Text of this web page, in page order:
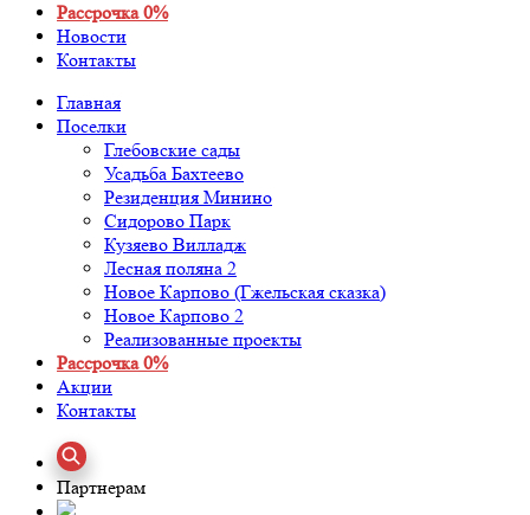
Рассрочка 0%
Новости
Контакты
Главная
Поселки
Глебовские сады
Усадьба Бахтеево
Резиденция Минино
Сидорово Парк
Кузяево Вилладж
Лесная поляна 2
Новое Карпово (Гжельская сказка)
Новое Карпово 2
Реализованные проекты
Рассрочка 0%
Акции
Контакты
Партнерам